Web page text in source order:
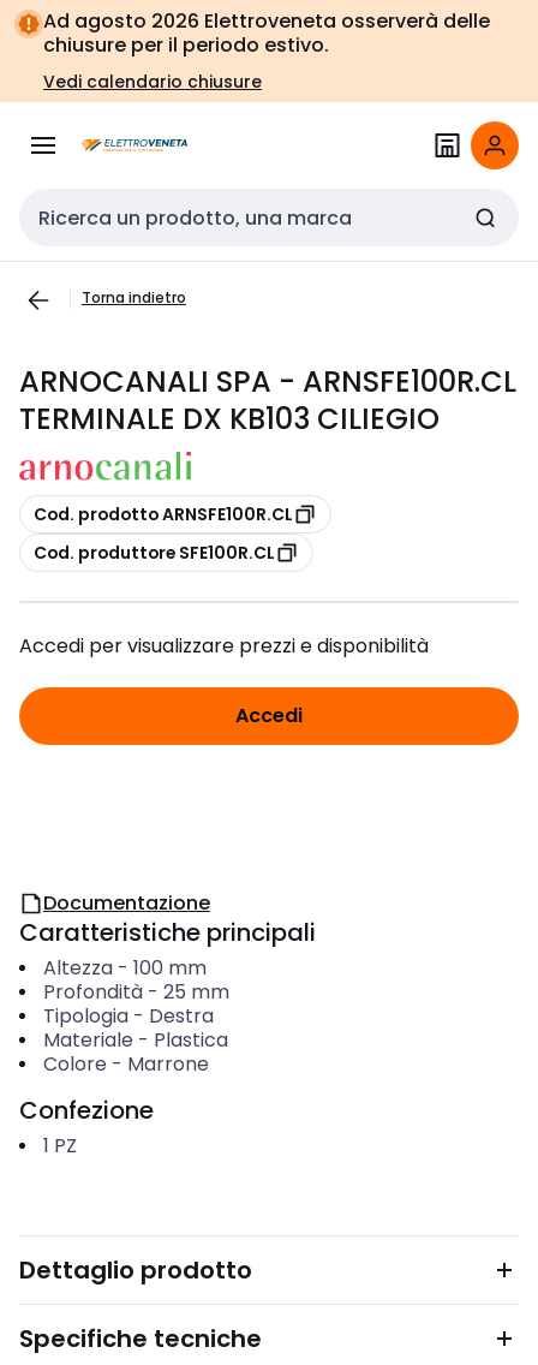
Vai alla
navigazione
Vai
alla
pagina
Ad agosto 2026 Elettroveneta osserverà delle
chiusure per il periodo estivo.
Vedi calendario chiusure
Cerca input
Torna indietro
ARNOCANALI SPA - ARNSFE100R.CL
TERMINALE DX KB103 CILIEGIO
copia
Cod. prodotto ARNSFE100R.CL
copia
Cod. produttore SFE100R.CL
Accedi per visualizzare prezzi e disponibilità
Accedi
Documentazione
Caratteristiche principali
Altezza- 100 mm
Profondità- 25 mm
Tipologia- Destra
Materiale - Plastica
Colore - Marrone
Confezione
1 PZ
Dettaglio prodotto
Specifiche tecniche